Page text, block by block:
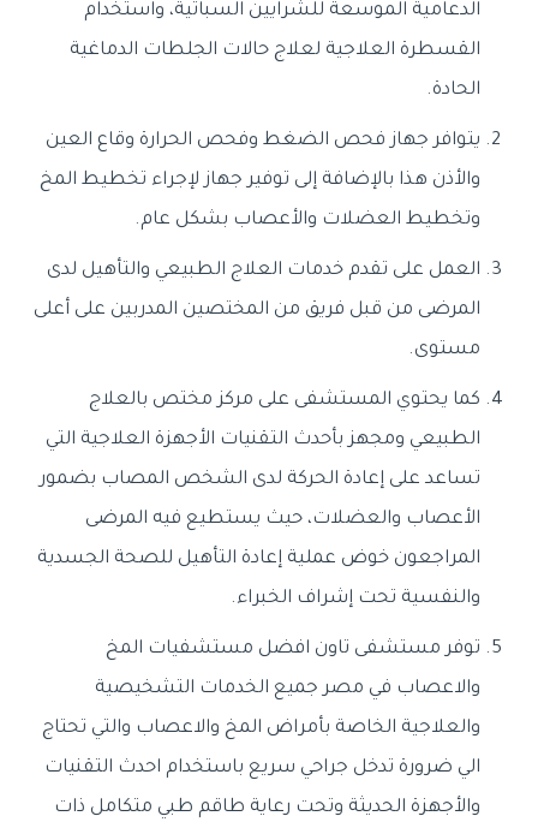
الدعامية الموسعة للشرايين السباتية، واستخدام
القسطرة العلاجية لعلاج حالات الجلطات الدماغية
الحادة.
يتوافر جهاز فحص الضغط وفحص الحرارة وقاع العين
والأذن هذا بالإضافة إلى توفير جهاز لإجراء تخطيط المخ
وتخطيط العضلات والأعصاب بشكل عام.
العمل على تقدم خدمات العلاج الطبيعي والتأهيل لدى
المرضى من قبل فريق من المختصين المدربين على أعلى
مستوى.
كما يحتوي المستشفى على مركز مختص بالعلاج
الطبيعي ومجهز بأحدث التقنيات الأجهزة العلاجية التي
تساعد على إعادة الحركة لدى الشخص المصاب بضمور
الأعصاب والعضلات، حيث يستطيع فيه المرضى
المراجعون خوض عملية إعادة التأهيل للصحة الجسدية
والنفسية تحت إشراف الخبراء.
توفر مستشفى تاون افضل مستشفيات المخ
والاعصاب في مصر جميع الخدمات التشخيصية
والعلاجية الخاصة بأمراض المخ والاعصاب والتي تحتاج
الي ضرورة تدخل جراحي سريع باستخدام احدث التقنيات
والأجهزة الحديثة وتحت رعاية طاقم طبي متكامل ذات